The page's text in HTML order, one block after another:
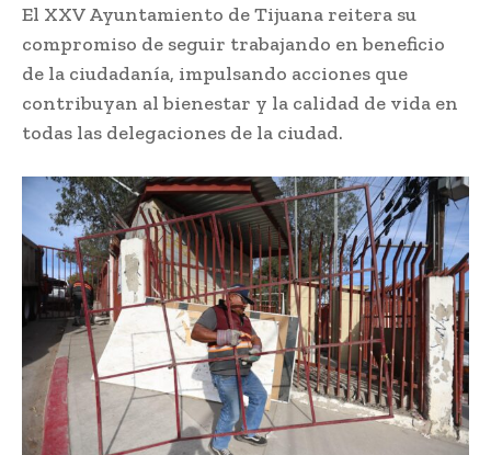
El XXV Ayuntamiento de Tijuana reitera su
compromiso de seguir trabajando en beneficio
de la ciudadanía, impulsando acciones que
contribuyan al bienestar y la calidad de vida en
todas las delegaciones de la ciudad.